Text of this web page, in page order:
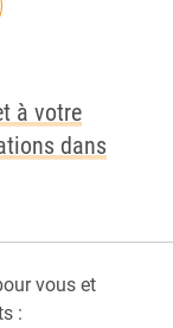
à votre
dans
vous et
: